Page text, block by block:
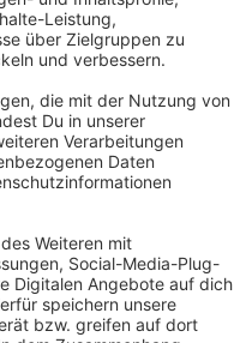
seit 2012
Landes Nordrhein-
weitere Pflicht zur
hinaus besteht
Gesamtzeitraum von
diesem Jahr muss die
einen
Dies erfüllt die
positiven